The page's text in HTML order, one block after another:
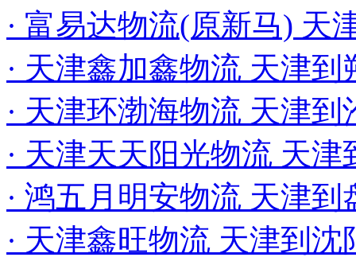
· 富易达物流(原新马) 天
· 天津鑫加鑫物流 天津
· 天津环渤海物流 天津
· 天津天天阳光物流 天
· 鸿五月明安物流 天津
· 天津鑫旺物流 天津到沈